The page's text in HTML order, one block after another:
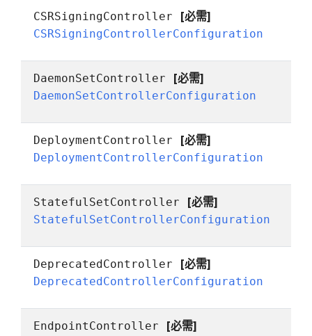
CSRSigningController [必需]
CSRSigningControllerConfiguration
DaemonSetController [必需]
DaemonSetControllerConfiguration
DeploymentController [必需]
DeploymentControllerConfiguration
StatefulSetController [必需]
StatefulSetControllerConfiguration
DeprecatedController [必需]
DeprecatedControllerConfiguration
EndpointController [必需]